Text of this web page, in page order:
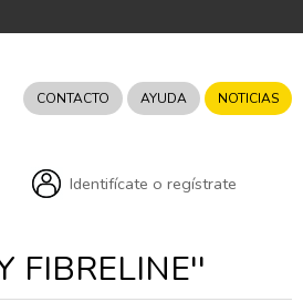
CONTACTO AYUDA NOTICIAS
Identifícate o regístrate
FIBRELINE